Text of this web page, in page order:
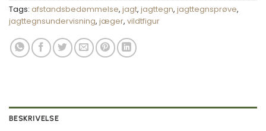
Tags: afstandsbedømmelse, jagt, jagttegn, jagttegnsprøve,
jagttegnsundervisning, jæger, vildtfigur
BESKRIVELSE